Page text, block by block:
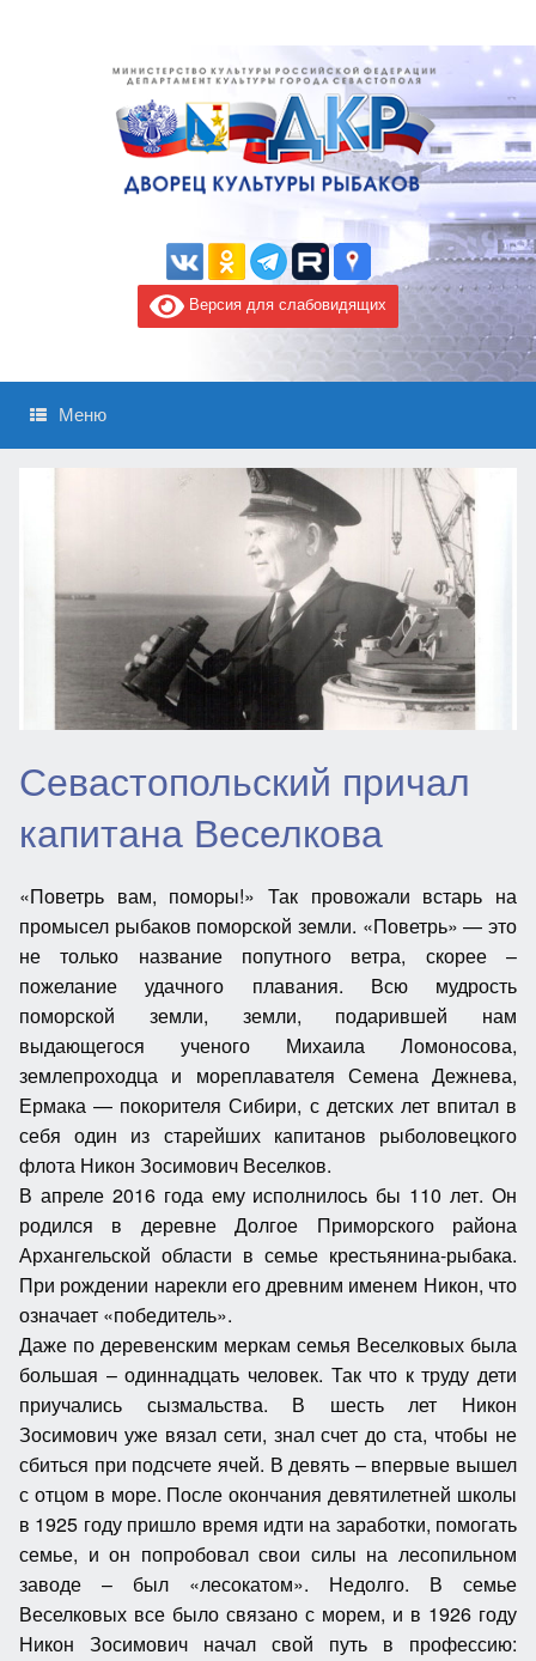
Версия для слабовидящих
Меню
Севастопольский причал
капитана Веселкова
«Поветрь вам, поморы!» Так провожали встарь на
промысел рыбаков поморской земли. «Поветрь» — это
не только название попутного ветра, скорее –
пожелание удачного плавания. Всю мудрость
поморской земли, земли, подарившей нам
выдающегося ученого Михаила Ломоносова,
землепроходца и мореплавателя Семена Дежнева,
Ермака — покорителя Сибири, с детских лет впитал в
себя один из старейших капитанов рыболовецкого
флота Никон Зосимович Веселков.
В апреле 2016 года ему исполнилось бы 110 лет. Он
родился в деревне Долгое Приморского района
Архангельской области в семье крестьянина-рыбака.
При рождении нарекли его древним именем Никон, что
означает «победитель».
Даже по деревенским меркам семья Веселковых была
большая – одиннадцать человек. Так что к труду дети
приучались сызмальства. В шесть лет Никон
Зосимович уже вязал сети, знал счет до ста, чтобы не
сбиться при подсчете ячей. В девять – впервые вышел
с отцом в море. После окончания девятилетней школы
в 1925 году пришло время идти на заработки, помогать
семье, и он попробовал свои силы на лесопильном
заводе – был «лесокатом». Недолго. В семье
Веселковых все было связано с морем, и в 1926 году
Никон Зосимович начал свой путь в профессию: